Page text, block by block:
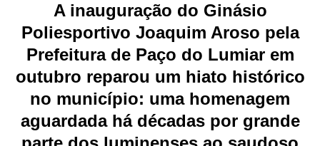
A inauguração do Ginásio
Poliesportivo Joaquim Aroso pela
Prefeitura de Paço do Lumiar em
outubro reparou um hiato histórico
no município: uma homenagem
aguardada há décadas por grande